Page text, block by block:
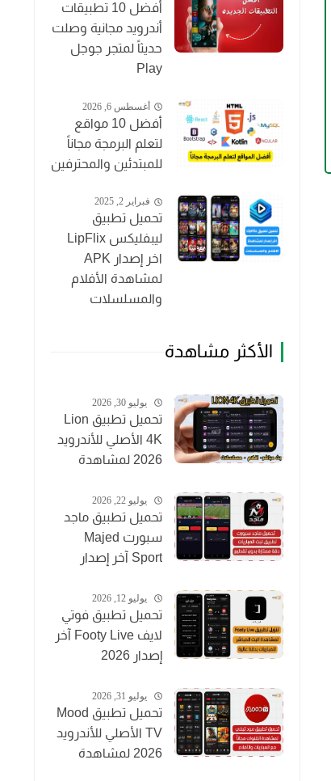
أفضل 10 تطبيقات
أندرويد مجانية وصلت
حديثاً لمتجر جوجل
Play
أغسطس 6, 2026
أفضل 10 مواقع
لتعلم البرمجة مجاناً
للمبتدئين والمحترفين
فبراير 2, 2025
تحميل تطبيق
ليبفليكس LipFlix
اخر إصدار APK
لمشاهدة الأفلام
والمسلسلات
الأكثر مشاهدة
يوليو 30, 2026
تحميل تطبيق Lion
4K الأصلي للأندرويد
2026 لمشاهدة
مجاناًيوليو 22, 2026
تحميل تطبيق ماجد
سبورت Majed
Sport آخر إصدار
المباريات مجاناً
يوليو 12, 2026
تحميل تطبيق فوتي
لايف Footy Live آخر
إصدار 2026
بث مباشر
يوليو 31, 2026
تحميل تطبيق Mood
TV الأصلي للأندرويد
2026 لمشاهدة